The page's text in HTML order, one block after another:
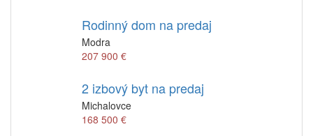
Rodinný dom na predaj
Modra
207 900 €
2 izbový byt na predaj
Michalovce
168 500 €